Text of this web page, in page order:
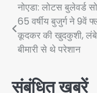
Post
navigation
नोएडा: लोटस बुलेवर्ड
65 वर्षीय बुजुर्ग ने 9वें
कूदकर की खुदकुशी,
बीमारी से थे परेशान
संबंधित खबरें